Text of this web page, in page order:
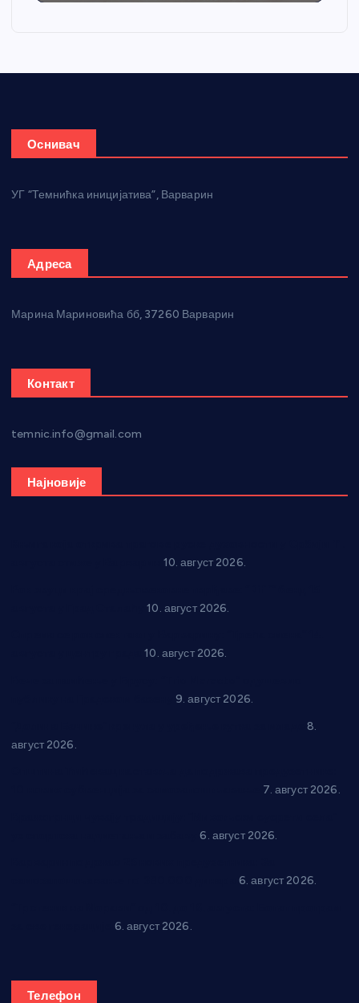
Оснивач
УГ “Темнићка иницијатива”, Варварин
Адреса
Марина Мариновића бб, 37260 Варварин
Контакт
temnic.info@gmail.com
Најновије
10. август 2026.
10. август 2026.
10. август 2026.
9. август 2026.
8.
август 2026.
7. август 2026.
6. август 2026.
6. август 2026.
6. август 2026.
Телефон